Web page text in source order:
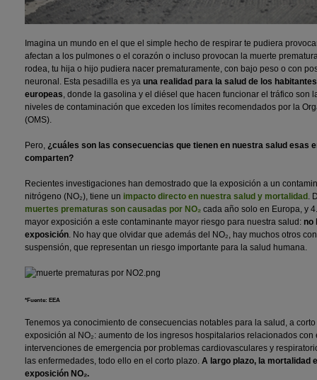
Imagina un mundo en el que el simple hecho de respirar te pudiera
afectan a los pulmones o el corazón o incluso provocan la muerte
rodea, tu hija o hijo pudiera nacer prematuramente, con bajo peso o con
neuronal. Esta pesadilla es ya una realidad para la salud de los
europeas, donde la gasolina y el diésel que hacen funcionar el tráfico son
niveles de contaminación que exceden los límites recomendados por la
(OMS).
Pero, ¿cuáles son las consecuencias que tienen en nuestra salud esas
comparten?
Recientes investigaciones han demostrado que la exposición a un
nitrógeno (NO₂), tiene un impacto directo en nuestra salud y mortalidad .
muertes prematuras son causadas por NO₂ cada año solo en Europa, y
mayor exposición a este contaminante mayor riesgo para nuestra salud: no
exposición. No hay que olvidar que además del NO₂, hay muchos otros
suspensión, que representan un riesgo importante para la salud humana.
*Fuente: EEA
Tenemos ya conocimiento de consecuencias notables para la salud, a
exposición al NO₂: aumento de los ingresos hospitalarios relacionados
intervenciones de emergencia por problemas cardiovasculares y
las enfermedades, todo ello en el corto plazo. A largo plazo, la mortalidad
exposición NO₂.